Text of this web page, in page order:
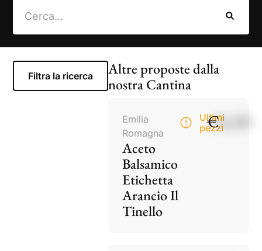
Filtra la ricerca
Altre proposte dalla
nostra Cantina
Emilia
Romagna
Aceto
Balsamico
Etichetta
Arancio Il
Tinello
Ultimi
pezzi
€14,50